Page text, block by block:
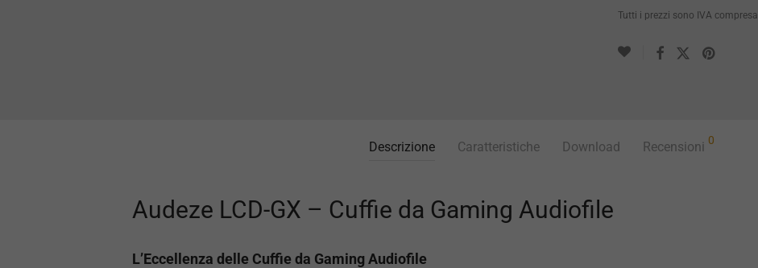
Tutti i prezzi sono IVA compresa
Descrizione Caratteristiche Download Recensioni 0
Audeze LCD-GX – Cuffie da Gaming Audiofile
L’Eccellenza delle Cuffie da Gaming Audiofile